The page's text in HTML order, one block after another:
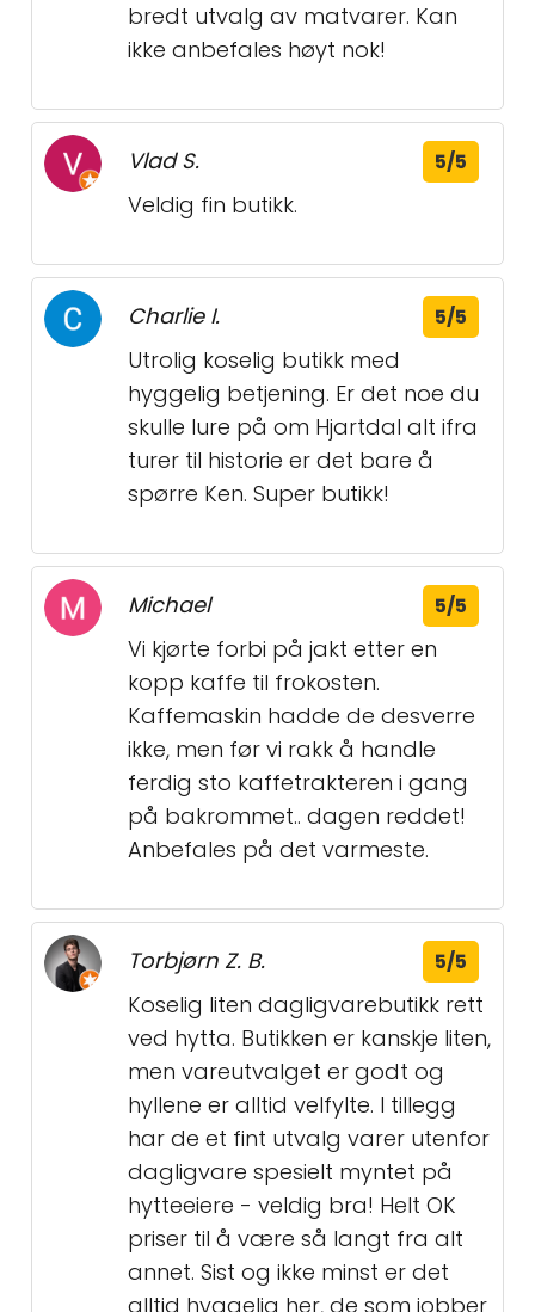
bredt utvalg av matvarer. Kan
ikke anbefales høyt nok!
Vlad S. 5/5
Veldig fin butikk.
Charlie I. 5/5
Utrolig koselig butikk med
hyggelig betjening. Er det noe du
skulle lure på om Hjartdal alt ifra
turer til historie er det bare å
spørre Ken. Super butikk!
Michael 5/5
Vi kjørte forbi på jakt etter en
kopp kaffe til frokosten.
Kaffemaskin hadde de desverre
ikke, men før vi rakk å handle
ferdig sto kaffetrakteren i gang
på bakrommet.. dagen reddet!
Anbefales på det varmeste.
Torbjørn Z. B. 5/5
Koselig liten dagligvarebutikk rett
ved hytta. Butikken er kanskje liten,
men vareutvalget er godt og
hyllene er alltid velfylte. I tillegg
har de et fint utvalg varer utenfor
dagligvare spesielt myntet på
hytteeiere - veldig bra! Helt OK
priser til å være så langt fra alt
annet. Sist og ikke minst er det
alltid hyggelig her, de som jobber